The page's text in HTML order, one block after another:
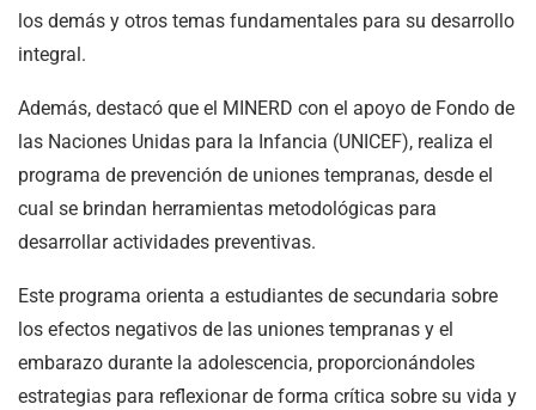
los demás y otros temas fundamentales para su desarrollo
integral.
Además, destacó que el MINERD con el apoyo de Fondo de
las Naciones Unidas para la Infancia (UNICEF), realiza el
programa de prevención de uniones tempranas, desde el
cual se brindan herramientas metodológicas para
desarrollar actividades preventivas.
Este programa orienta a estudiantes de secundaria sobre
los efectos negativos de las uniones tempranas y el
embarazo durante la adolescencia, proporcionándoles
estrategias para reflexionar de forma crítica sobre su vida y